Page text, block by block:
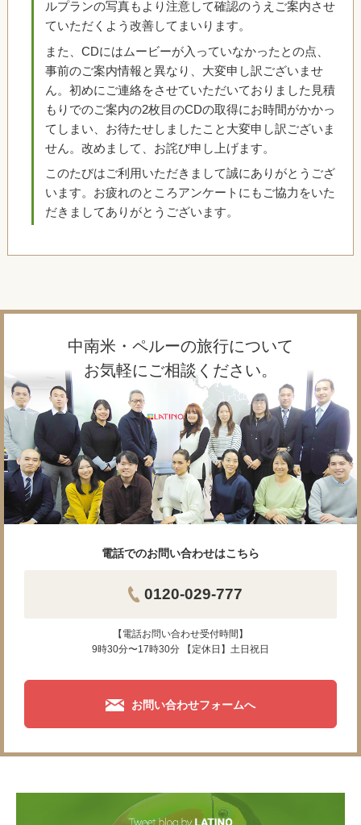
ルプランの写真もより注意して確認のうえご案内させ
ていただくよう改善してまいります。
また、CDにはムービーが入っていなかったとの点、
事前のご案内情報と異なり、大変申し訳ございませ
ん。初めにご連絡をさせていただいておりました見積
もりでのご案内の2枚目のCDの取得にお時間がかかっ
てしまい、お待たせしましたこと大変申し訳ございま
せん。改めまして、お詫び申し上げます。
このたびはご利用いただきまして誠にありがとうござ
います。お疲れのところアンケートにもご協力をいた
だきましてありがとうございます。
中南米・ペルーの旅行について
お気軽にご相談ください。
電話でのお問い合わせはこちら
0120-029-777
【電話お問い合わせ受付時間】
9時30分〜17時30分 【定休日】土日祝日
お問い合わせフォームへ